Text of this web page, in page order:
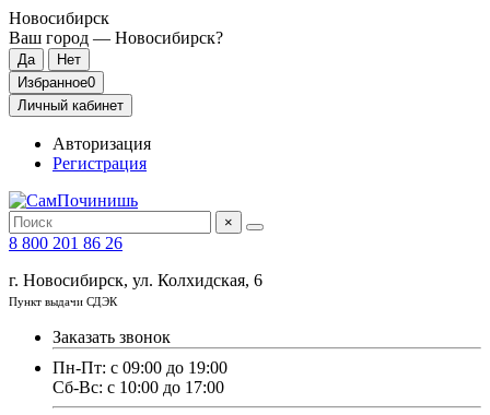
Новосибирск
Ваш город — Новосибирск?
Избранное0
Личный кабинет
Авторизация
Регистрация
×
8 800 201 86 26
г. Новосибирск, ул. Колхидская, 6
Пункт выдачи СДЭК
Заказать звонок
Пн-Пт: с 09:00 до 19:00
Сб-Вс: с 10:00 до 17:00